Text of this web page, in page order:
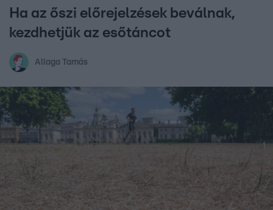
Ha az őszi előrejelzések beválnak,
kezdhetjük az esőtáncot
Allaga Tamás